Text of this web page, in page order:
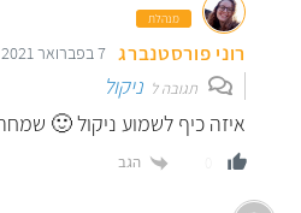
מנהלת
רוני פורסטנברג 7 בפברואר 2021 11:51
תגובה ל ניקול
איזה כיף לשמוע ניקול 🙂
הגב